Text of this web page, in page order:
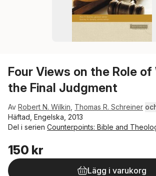
Four Views on the Role
the Final Judgment
Av Robert N. Wilkin Thomas R. Schreiner
Häftad, Engelska, 2013
Del i serien Counterpoints: Bible and
150 kr
Lägg i varukorg